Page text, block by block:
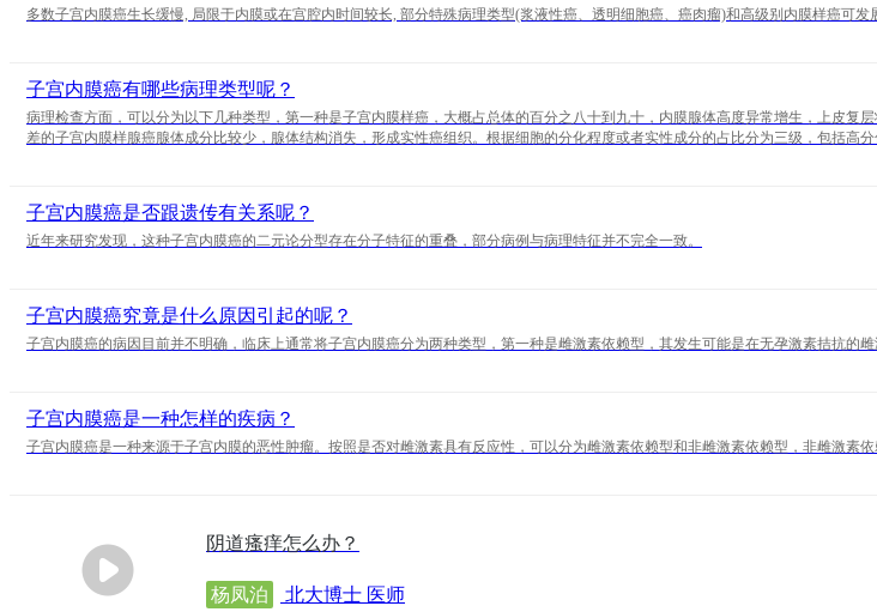
多数子宫内膜癌生长缓慢, 局限于内膜或在宫腔内时间较长, 部分特殊病理类型(浆液性癌、透明细胞癌、癌肉瘤)和高级别内膜样癌可
子宫内膜癌有哪些病理类型呢？
病理检查方面，可以分为以下几种类型，第一种是子宫内膜样癌，大概占总体的百分之八十到九十，内膜腺体高度异常增生，上皮
差的子宫内膜样腺癌腺体成分比较少，腺体结构消失，形成实性癌组织。根据细胞的分化程度或者实性成分的占比分为三级，包括高
子宫内膜癌是否跟遗传有关系呢？
近年来研究发现，这种子宫内膜癌的二元论分型存在分子特征的重叠，部分病例与病理特征并不完全一致。
子宫内膜癌究竟是什么原因引起的呢？
子宫内膜癌的病因目前并不明确，临床上通常将子宫内膜癌分为两种类型，第一种是雌激素依赖型，其发生可能是在无孕激素拮抗的
子宫内膜癌是一种怎样的疾病？
子宫内膜癌是一种来源于子宫内膜的恶性肿瘤。按照是否对雌激素具有反应性，可以分为雌激素依赖型和非雌激素依赖型，非雌激素依
阴道瘙痒怎么办？
杨凤泊 北大博士 医师